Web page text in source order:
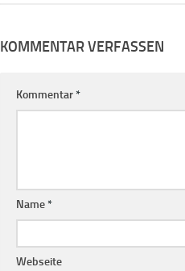
KOMMENTAR VERFASSEN
Kommentar*
Name*
Webseite